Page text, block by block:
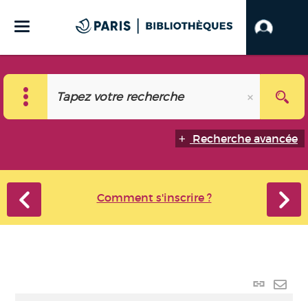
Recherche avancée
Comment s'inscrire ?
Lien